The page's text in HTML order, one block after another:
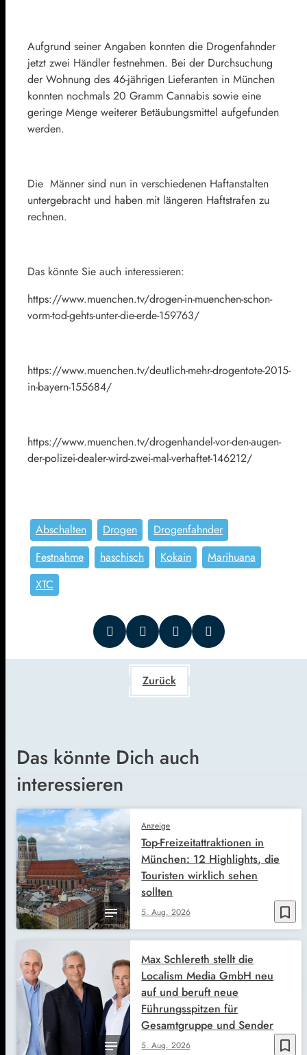
Aufgrund seiner Angaben konnten die Drogenfahnder
jetzt zwei Händler festnehmen. Bei der Durchsuchung
der Wohnung des 46-jährigen Lieferanten in München
konnten nochmals 20 Gramm Cannabis sowie eine
geringe Menge weiterer Betäubungsmittel aufgefunden
werden.
Die Männer sind nun in verschiedenen Haftanstalten
untergebracht und haben mit längeren Haftstrafen zu
rechnen.
Das könnte Sie auch interessieren:
https://www.muenchen.tv/drogen-in-muenchen-schon-
vorm-tod-gehts-unter-die-erde-159763/
https://www.muenchen.tv/deutlich-mehr-drogentote-2015-
in-bayern-155684/
https://www.muenchen.tv/drogenhandel-vor-den-augen-
der-polizei-dealer-wird-zwei-mal-verhaftet-146212/
Abschalten Drogen
Drogenfahnder
Festnahme
haschisch Kokain
Marihuana
XTC
Zurück
Das könnte Dich auch
interessieren
bookmark_border
Anzeige
5. Aug. 2026
Top-Freizeitattraktionen in
München: 12 Highlights, die
Touristen wirklich sehen
sollten
bookmark_border
5. Aug. 2026
Max Schlereth stellt die
Localism Media GmbH neu
auf und beruft neue
Führungsspitzen für
Gesamtgruppe und Sender